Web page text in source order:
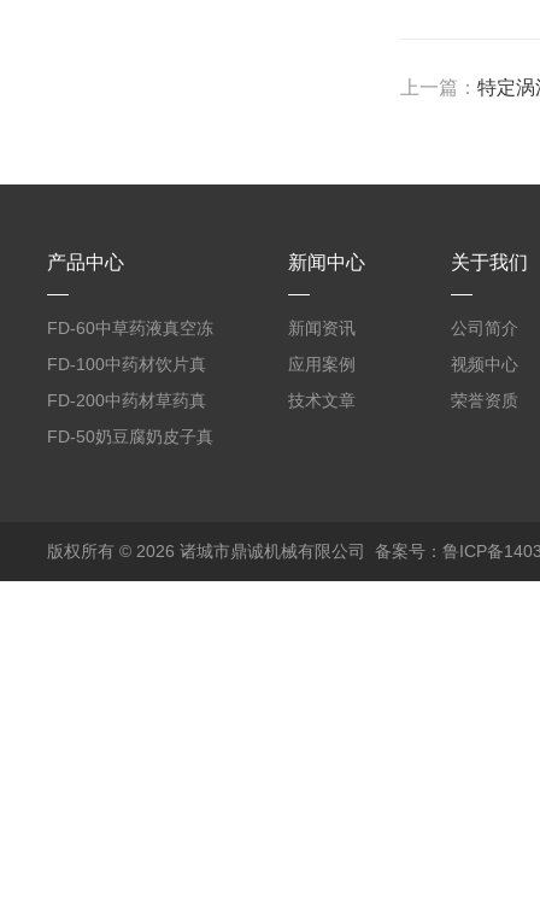
上一篇：特定涡
产品中心
FD-60中草药液真空冻
干机
FD-100中药材饮片真
空冻干机
FD-200中药材草药真
空冻干机
FD-50奶豆腐奶皮子真
新闻中心
新闻资讯
应用案例
技术文章
关于我们
公司简介
视频中心
荣誉资质
版权所有 © 2026 诸城市鼎诚机械有限公司 备案号：鲁ICP备